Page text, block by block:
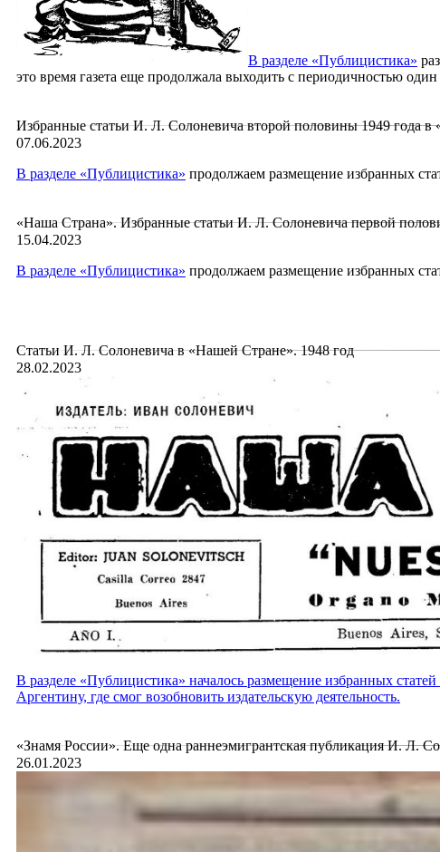
В разделе «Публицистика»
это время газета еще продолжала выходить с периодичностью один
Избранные статьи И. Л. Солоневича второй половины 1949 года в
07.06.2023
В разделе «Публицистика» продолжаем размещение избранных
«Наша Страна». Избранные статьи И. Л. Солоневича первой
15.04.2023
В разделе «Публицистика» продолжаем размещение избранных
Статьи И. Л. Солоневича в «Нашей Стране». 1948 год
28.02.2023
В разделе «Публицистика» началось размещение избранных
Аргентину, где смог возобновить издательскую деятельность.
«Знамя России». Еще одна раннеэмигрантская публикация И. Л.
26.01.2023